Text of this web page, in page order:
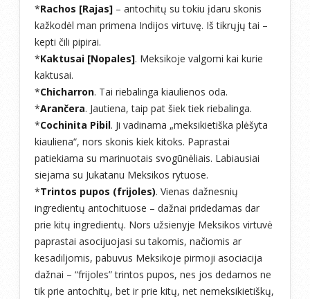
*Rachos [Rajas] – antochitų su tokiu įdaru skonis
kažkodėl man primena Indijos virtuvę. Iš tikrųjų tai –
kepti čili pipirai.
*Kaktusai [Nopales]. Meksikoje valgomi kai kurie
kaktusai.
*Chicharron. Tai riebalinga kiaulienos oda.
*Arančera. Jautiena, taip pat šiek tiek riebalinga.
*Cochinita Pibil. Ji vadinama „meksikietiška plėšyta
kiauliena“, nors skonis kiek kitoks. Paprastai
patiekiama su marinuotais svogūnėliais. Labiausiai
siejama su Jukatanu Meksikos rytuose.
*Trintos pupos (frijoles). Vienas dažnesnių
ingredientų antochituose – dažnai pridedamas dar
prie kitų ingredientų. Nors užsienyje Meksikos virtuvė
paprastai asocijuojasi su takomis, načiomis ar
kesadiljomis, pabuvus Meksikoje pirmoji asociacija
dažnai – “frijoles” trintos pupos, nes jos dedamos ne
tik prie antochitų, bet ir prie kitų, net nemeksikietiškų,